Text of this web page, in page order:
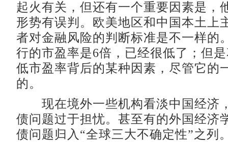
起火有关，但还有一个重要因素是，
形势有误判。欧美地区和中国本土上
者对金融风险的判断标准是不一样的
行的市盈率是6倍，已经很低了；但
低市盈率背后的某种因素，尽管它的
的。
现在境外一些机构看淡中国经济
债问题过于担忧。甚至有的外国经济
债问题归入“全球三大不确定性”之列